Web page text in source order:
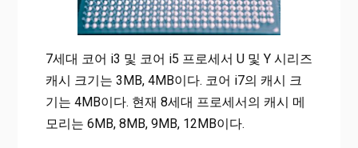
7세대 코어 i3 및 코어 i5 프로세서 U 및 Y 시리즈
캐시 크기는 3MB, 4MB이다. 코어 i7의 캐시 크
기는 4MB이다. 현재 8세대 프로세서의 캐시 메
모리는 6MB, 8MB, 9MB, 12MB이다.